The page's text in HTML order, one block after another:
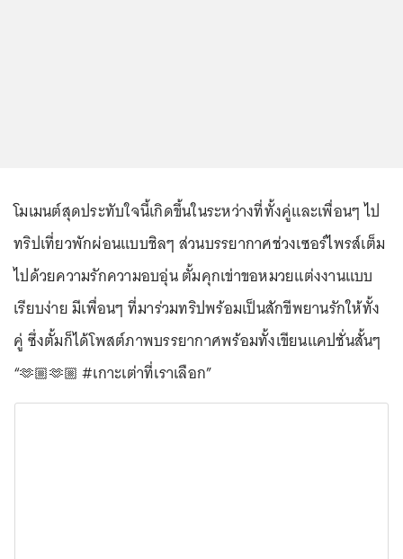
โมเมนต์สุดประทับใจนี้เกิดขึ้นในระหว่างที่ทั้งคู่และเพื่อนๆ ไป
ทริปเที่ยวพักผ่อนแบบชิลๆ ส่วนบรรยากาศช่วงเซอร์ไพรส์เต็ม
ไปด้วยความรักความอบอุ่น ตั้มคุกเข่าขอหมวยแต่งงานแบบ
เรียบง่าย มีเพื่อนๆ ที่มาร่วมทริปพร้อมเป็นสักขีพยานรักให้ทั้ง
คู่ ซึ่งตั้มก็ได้โพสต์ภาพบรรยากาศพร้อมทั้งเขียนแคปชั่นสั้นๆ
“🫶🏼🫶🏼 #เกาะเต่าที่เราเลือก”